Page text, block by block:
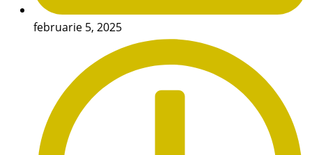
februarie 5, 2025